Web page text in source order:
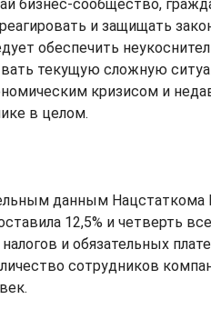
бизнес-сообщество,
и защищать
обеспечить
текущую сложную
кризисом и
в целом.
данным
12,5% и четверть
и обязательных
сотрудников